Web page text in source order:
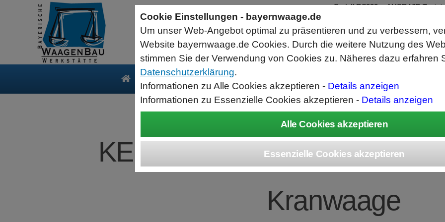
KERN Kranwaage HFM
Kranwaage
Produkte Service
Sartorius Feuchtebestimmer MA35
jetzt zum Aktionspreis
Der MA35 ist das Einsteigermodell zur schnellen und
zuverlässigen Bestimmung der Materialfeuchte flüssiger, pastöser
und fester Substanzen mit dem Verfahren der Thermogravimetrie.
Wägebereich: 35 g, Ablesbarkeit: 1 mg
Seriell RS232 auf USB HID
RS232 Daten in Computer
Funktioniert wie eine USB Tastatur,
Verwendet Standard USB Tastatur
Datenbearbeitung vor Ausgabe
Cookie Einstellungen - bayernwaage.de
Um unser Web-Angebot optimal zu präsentieren und zu verbessern,
Website bayernwaage.de Cookies. Durch die weitere Nutzung des
stimmen Sie der Verwendung von Cookies zu. Näheres dazu erfahren
Datenschutzerklärung.
Informationen zu Alle Cookies akzeptieren - Details anzeigen
Informationen zu Essenzielle Cookies akzeptieren - Details anzeigen